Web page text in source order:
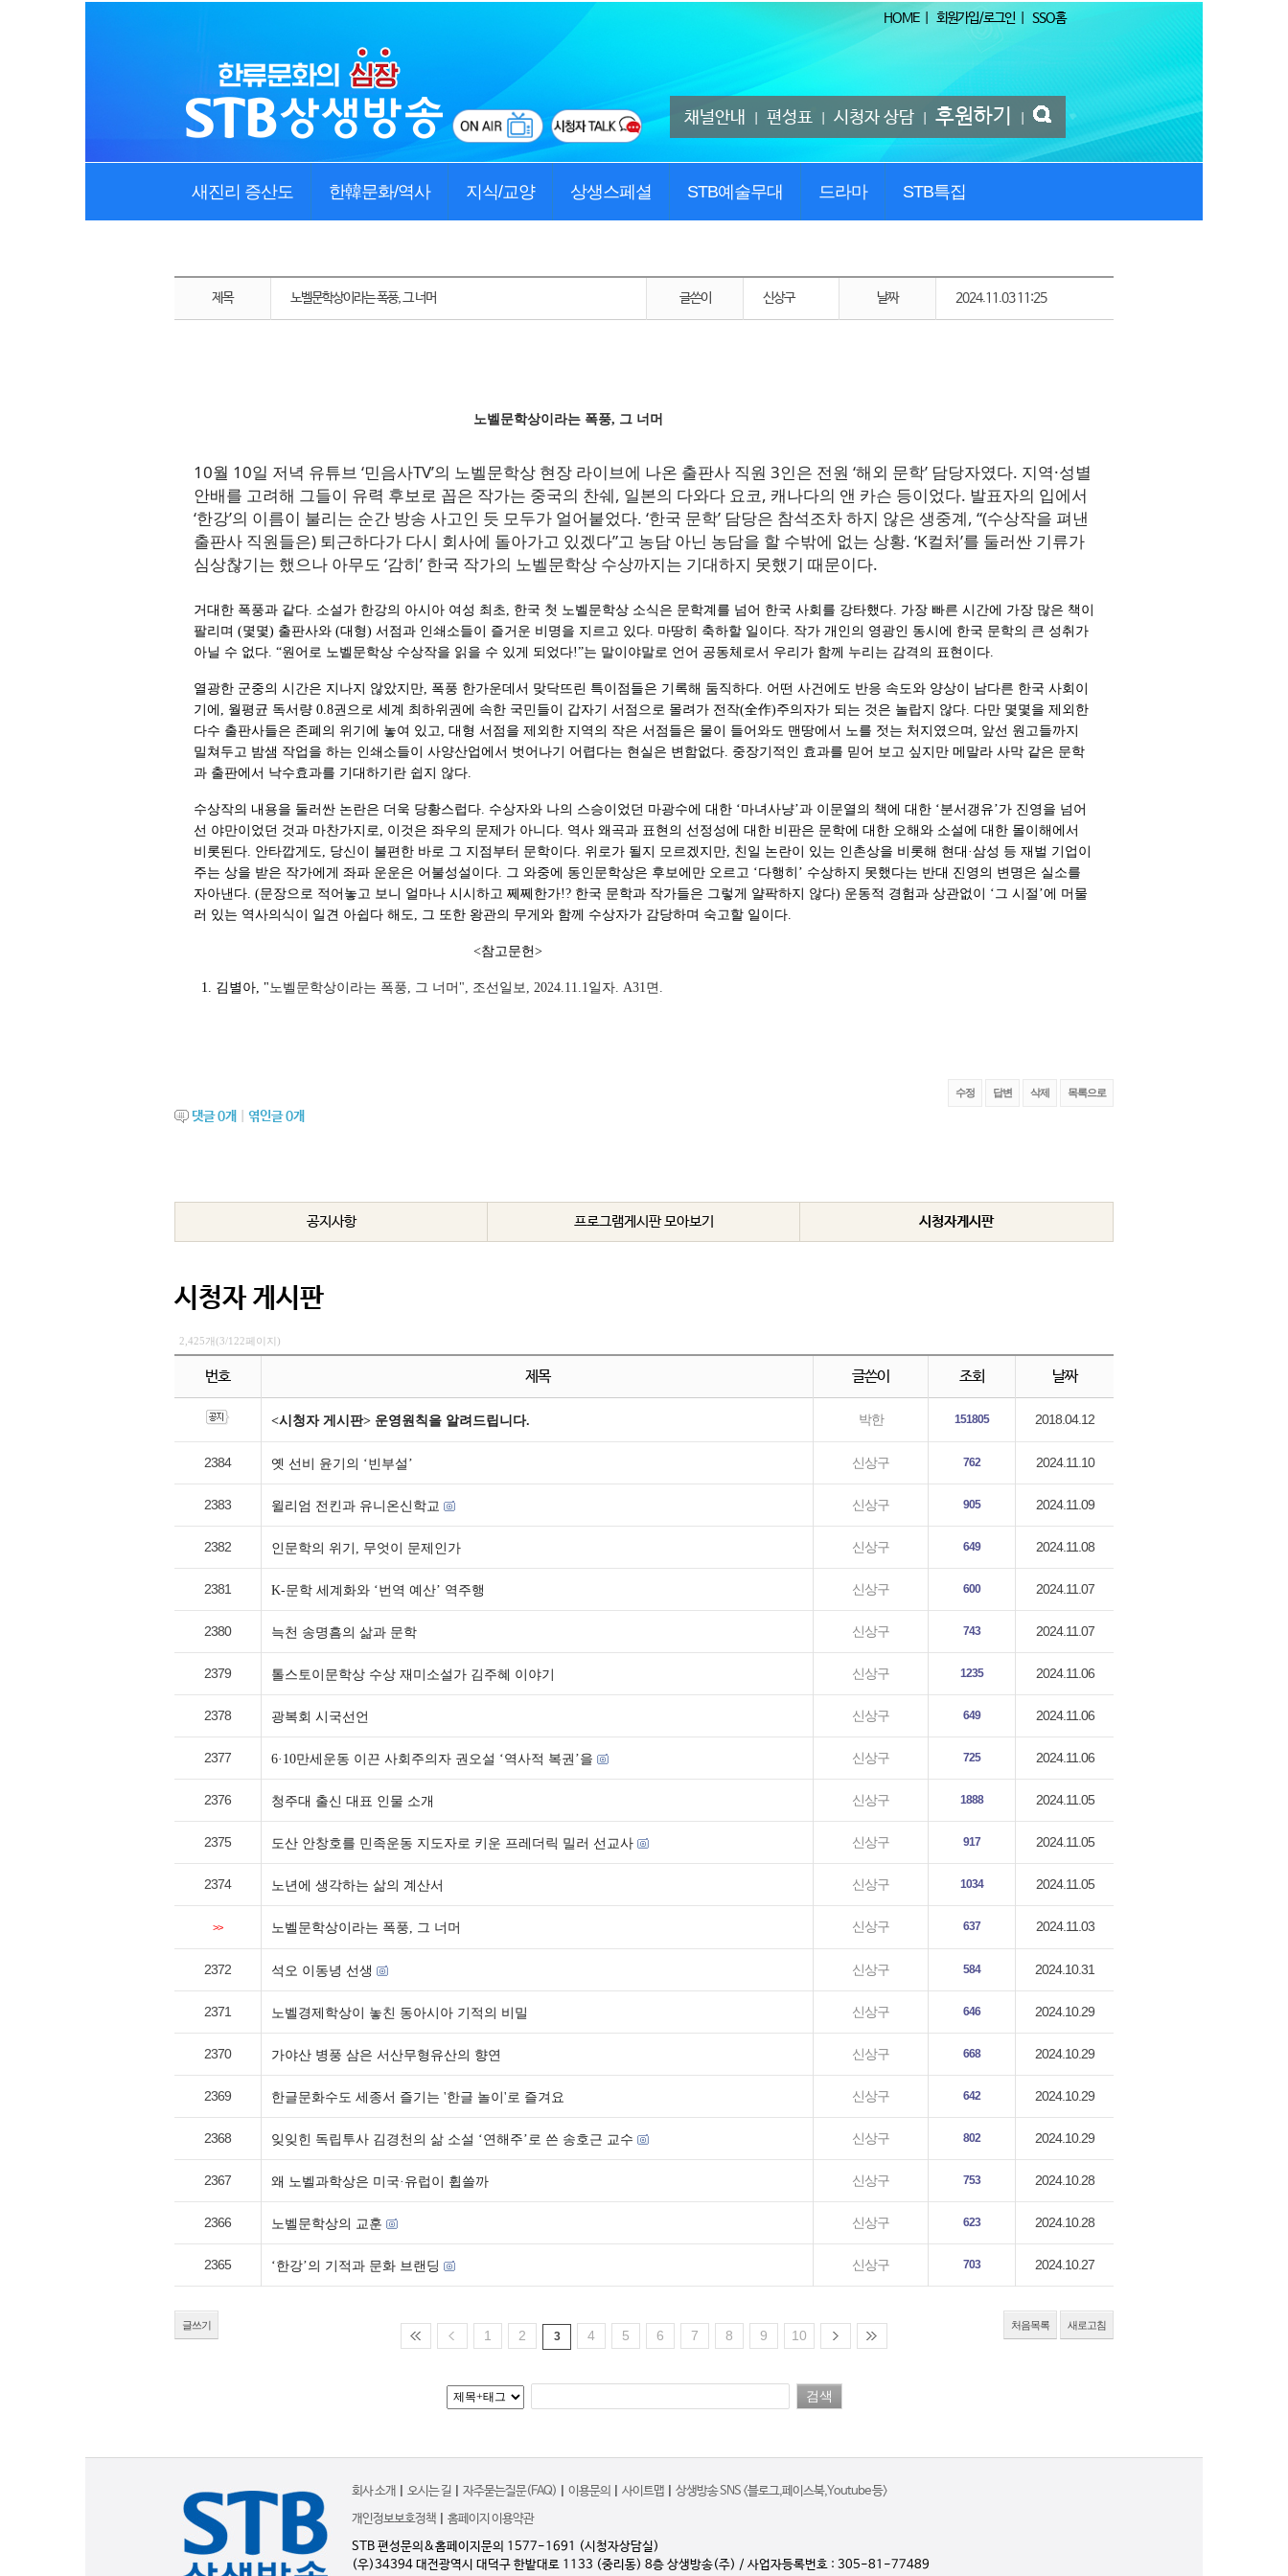
HOME| 회원가입/로그인 SSO홈
채널안내 편성표 시청자 상담 후원하기
새진리 증산도 한韓문화/역사 지식/교양 상생스페셜 STB예술무대 드라마 STB특집
제목 노벨문학상이라는 폭풍, 그 너머 글쓴이 신상구 날짜 2024.11.03 11:25
노벨문학상이라는 폭풍, 그 너머
10월 10일 저녁 유튜브 ‘민음사TV’의 노벨문학상 현장 라이브에 나온 출판사 직원 3인은 전원 ‘해외 문학’ 담당자였다. 지역·성별
안배를 고려해 그들이 유력 후보로 꼽은 작가는 중국의 찬쉐, 일본의 다와다 요코, 캐나다의 앤 카슨 등이었다. 발표자의 입에서
‘한강’의 이름이 불리는 순간 방송 사고인 듯 모두가 얼어붙었다. ‘한국 문학’ 담당은 참석조차 하지 않은 생중계, “(수상작을 펴낸
출판사 직원들은) 퇴근하다가 다시 회사에 돌아가고 있겠다”고 농담 아닌 농담을 할 수밖에 없는 상황. ‘K컬처’를 둘러싼 기류가
심상찮기는 했으나 아무도 ‘감히’ 한국 작가의 노벨문학상 수상까지는 기대하지 못했기 때문이다.
거대한 폭풍과 같다. 소설가 한강의 아시아 여성 최초, 한국 첫 노벨문학상 소식은 문학계를 넘어 한국 사회를 강타했다. 가장 빠른 시간에 가장 많은 책이
팔리며 (몇몇) 출판사와 (대형) 서점과 인쇄소들이 즐거운 비명을 지르고 있다. 마땅히 축하할 일이다. 작가 개인의 영광인 동시에 한국 문학의 큰 성취가
아닐 수 없다. “원어로 노벨문학상 수상작을 읽을 수 있게 되었다!”는 말이야말로 언어 공동체로서 우리가 함께 누리는 감격의 표현이다.
열광한 군중의 시간은 지나지 않았지만, 폭풍 한가운데서 맞닥뜨린 특이점들은 기록해 둠직하다. 어떤 사건에도 반응 속도와 양상이 남다른 한국 사회이
기에, 월평균 독서량 0.8권으로 세계 최하위권에 속한 국민들이 갑자기 서점으로 몰려가 전작(全作)주의자가 되는 것은 놀랍지 않다. 다만 몇몇을 제외한
다수 출판사들은 존폐의 위기에 놓여 있고, 대형 서점을 제외한 지역의 작은 서점들은 물이 들어와도 맨땅에서 노를 젓는 처지였으며, 앞선 원고들까지
밀쳐두고 밤샘 작업을 하는 인쇄소들이 사양산업에서 벗어나기 어렵다는 현실은 변함없다. 중장기적인 효과를 믿어 보고 싶지만 메말라 사막 같은 문학
과 출판에서 낙수효과를 기대하기란 쉽지 않다.
수상작의 내용을 둘러싼 논란은 더욱 당황스럽다. 수상자와 나의 스승이었던 마광수에 대한 ‘마녀사냥’과 이문열의 책에 대한 ‘분서갱유’가 진영을 넘어
선 야만이었던 것과 마찬가지로, 이것은 좌우의 문제가 아니다. 역사 왜곡과 표현의 선정성에 대한 비판은 문학에 대한 오해와 소설에 대한 몰이해에서
비롯된다. 안타깝게도, 당신이 불편한 바로 그 지점부터 문학이다. 위로가 될지 모르겠지만, 친일 논란이 있는 인촌상을 비롯해 현대·삼성 등 재벌 기업이
주는 상을 받은 작가에게 좌파 운운은 어불성설이다. 그 와중에 동인문학상은 후보에만 오르고 ‘다행히’ 수상하지 못했다는 반대 진영의 변명은 실소를
자아낸다. (문장으로 적어놓고 보니 얼마나 시시하고 쩨쩨한가!? 한국 문학과 작가들은 그렇게 얄팍하지 않다) 운동적 경험과 상관없이 ‘그 시절’에 머물
러 있는 역사의식이 일견 아쉽다 해도, 그 또한 왕관의 무게와 함께 수상자가 감당하며 숙고할 일이다.
<참고문헌>
1. 김별아, "노벨문학상이라는 폭풍, 그 너머", 조선일보, 2024.11.1일자. A31면.
수정 답변 삭제 목록으로
댓글0개 엮인글0개
공지사항 프로그램게시판 모아보기 시청자게시판
시청자 게시판
2,425개(3/122페이지)
번호 제목 글쓴이 조회 날짜
<시청자 게시판> 운영원칙을 알려드립니다. 박한 151805 2018.04.12
2384 옛 선비 윤기의 ‘빈부설’ 신상구 762 2024.11.10
2383 윌리엄 전킨과 유니온신학교 신상구 905 2024.11.09
2382 인문학의 위기, 무엇이 문제인가 신상구 649 2024.11.08
2381 K-문학 세계화와 ‘번역 예산’ 역주행 신상구 600 2024.11.07
2380 늑천 송명흠의 삶과 문학 신상구 743 2024.11.07
2379 톨스토이문학상 수상 재미소설가 김주혜 이야기 신상구 1235 2024.11.06
2378 광복회 시국선언 신상구 649 2024.11.06
2377 6·10만세운동 이끈 사회주의자 권오설 ‘역사적 복권’을 신상구 725 2024.11.06
2376 청주대 출신 대표 인물 소개 신상구 1888 2024.11.05
2375 도산 안창호를 민족운동 지도자로 키운 프레더릭 밀러 선교사 신상구 917 2024.11.05
2374 노년에 생각하는 삶의 계산서 신상구 1034 2024.11.05
>> 노벨문학상이라는 폭풍, 그 너머 신상구 637 2024.11.03
2372 석오 이동녕 선생 신상구 584 2024.10.31
2371 노벨경제학상이 놓친 동아시아 기적의 비밀 신상구 646 2024.10.29
2370 가야산 병풍 삼은 서산무형유산의 향연 신상구 668 2024.10.29
2369 한글문화수도 세종서 즐기는 '한글 놀이'로 즐겨요 신상구 642 2024.10.29
2368 잊잊힌 독립투사 김경천의 삶 소설 ‘연해주’로 쓴 송호근 교수 신상구 802 2024.10.29
2367 왜 노벨과학상은 미국·유럽이 휩쓸까 신상구 753 2024.10.28
2366 노벨문학상의 교훈 신상구 623 2024.10.28
2365 ‘한강’의 기적과 문화 브랜딩 신상구 703 2024.10.27
글쓰기 처음목록 새로고침
1 2 3 4 5 6 7 8 9 10
회사 소개 오시는 길 자주묻는질문(FAQ) 이용문의 사이트맵
상생방송 SNS <블로그,페이스북,Youtube 등>
개인정보보호정책
홈페이지 이용약관
STB 편성문의&홈페이지문의 1577-1691 (시청자상담실)
(우)34394 대전광역시 대덕구 한밭대로 1133 (중리동) 8층 상생방송(주) / 사업자등록번호 : 305-81-77489